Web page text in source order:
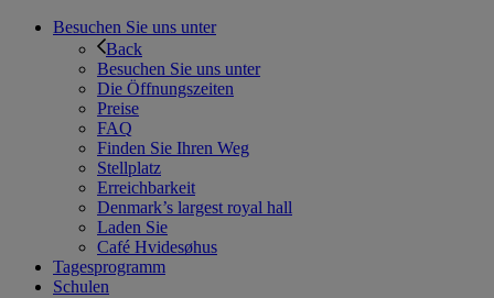
Besuchen Sie uns unter
Back
Besuchen Sie uns unter
Die Öffnungszeiten
Preise
FAQ
Finden Sie Ihren Weg
Stellplatz
Erreichbarkeit
Denmark’s largest royal hall
Laden Sie
Café Hvidesøhus
Tagesprogramm
Schulen